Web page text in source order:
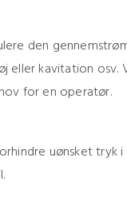
den
eller kavitation
for en operatør.
uønsket